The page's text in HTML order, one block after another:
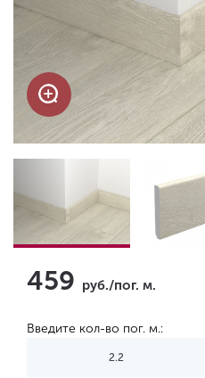
459 руб./пог. м.
Введите кол-во пог. м.: